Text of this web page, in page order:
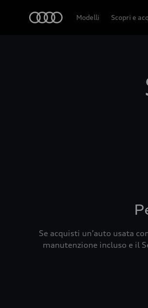
Modelli Scopri e
Se acquisti un’auto usata
manutenzione incluso e il